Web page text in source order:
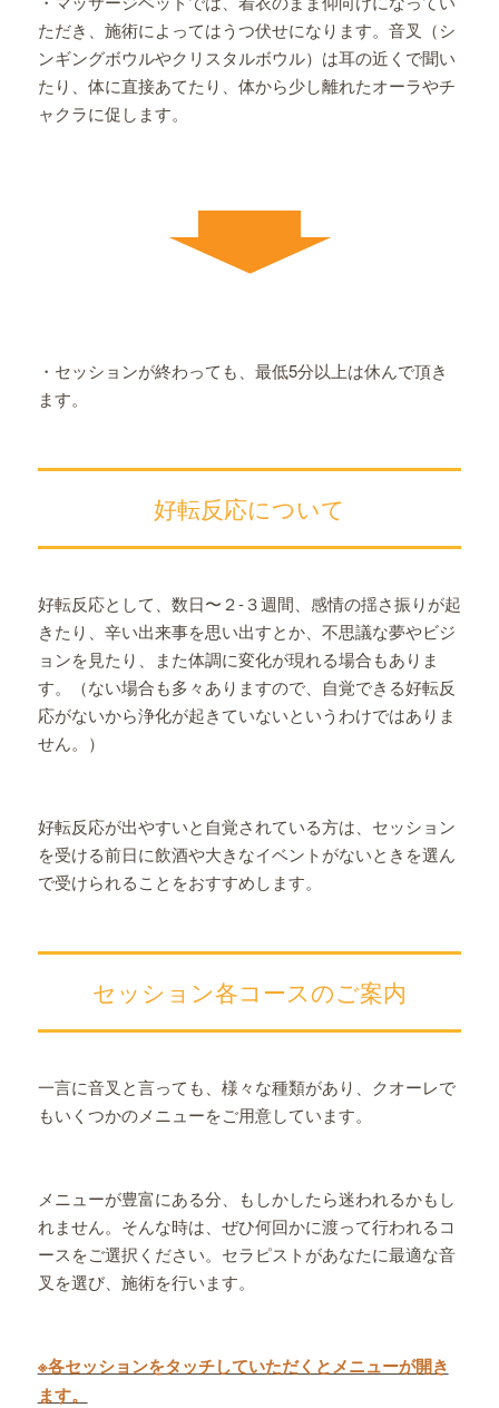
ただき、施術によってはうつ伏せになります。音叉（シ
ンギングボウルやクリスタルボウル）は耳の近くで聞い
たり、体に直接あてたり、体から少し離れたオーラやチ
ャクラに促します。
・セッションが終わっても、最低5分以上は休んで頂き
ます。
好転反応について
好転反応として、数日〜２-３週間、感情の揺さ振りが起
きたり、辛い出来事を思い出すとか、不思議な夢やビジ
ョンを見たり、また体調に変化が現れる場合もありま
す。（ない場合も多々ありますので、自覚できる好転反
応がないから浄化が起きていないというわけではありま
せん。）
好転反応が出やすいと自覚されている方は、セッション
を受ける前日に飲酒や大きなイベントがないときを選ん
で受けられることをおすすめします。
セッション各コースのご案内
一言に音叉と言っても、様々な種類があり、クオーレで
もいくつかのメニューをご用意しています。
メニューが豊富にある分、もしかしたら迷われるかもし
れません。そんな時は、ぜひ何回かに渡って行われるコ
ースをご選択ください。セラピストがあなたに最適な音
叉を選び、施術を行います。
※各セッションをタッチしていただくとメニューが開き
ます。